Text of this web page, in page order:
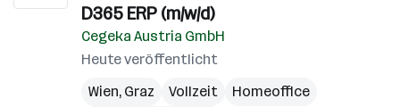
D365 ERP (m/w/d)
Cegeka Austria GmbH
Heute veröffentlicht
Wien, Graz Vollzeit
Homeoffice